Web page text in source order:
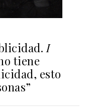
I
tiene
esto